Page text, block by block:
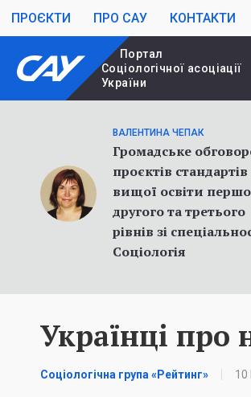
ПРОЄКТИ ПРО САУ КОНТАКТИ
Портал
Cоціологічної асоціації
України
ВАЛЕНТИНА ЧЕПАК
Громадське
проєктів стандартів
вищої освіти
другого та третього
рівнів зі
Соціологія
Українці про
Соціологічна група «Рейтинг» 10